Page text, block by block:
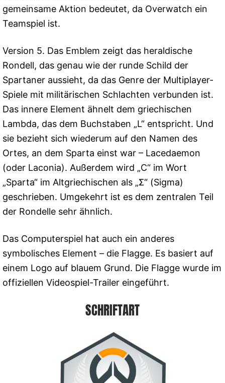
gemeinsame Aktion bedeutet, da Overwatch ein
Teamspiel ist.
Version 5. Das Emblem zeigt das heraldische
Rondell, das genau wie der runde Schild der
Spartaner aussieht, da das Genre der Multiplayer-
Spiele mit militärischen Schlachten verbunden ist.
Das innere Element ähnelt dem griechischen
Lambda, das dem Buchstaben „L“ entspricht. Und
sie bezieht sich wiederum auf den Namen des
Ortes, an dem Sparta einst war – Lacedaemon
(oder Laconia). Außerdem wird „C“ im Wort
„Sparta“ im Altgriechischen als „Σ“ (Sigma)
geschrieben. Umgekehrt ist es dem zentralen Teil
der Rondelle sehr ähnlich.
Das Computerspiel hat auch ein anderes
symbolisches Element – die Flagge. Es basiert auf
einem Logo auf blauem Grund. Die Flagge wurde im
offiziellen Videospiel-Trailer eingeführt.
SCHRIFTART